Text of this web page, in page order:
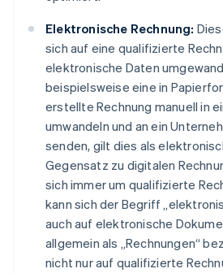
Elektronische Rechnung:
sich auf eine qualifizierte
elektronische Daten
beispielsweise eine in
erstellte Rechnung manuell in
umwandeln und an ein
senden, gilt dies als
Gegensatz zu digitalen
sich immer um qualifizierte
kann sich der Begriff
auch auf elektronische
allgemein als „Rechnungen“
nicht nur auf qualifizierte